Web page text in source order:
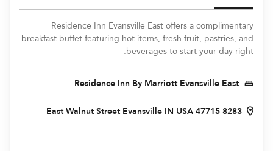
Residence Inn Evansville East offers a complimentary
breakfast buffet featuring hot items, fresh fruit, pastries, and
beverages to start your day right.
Residence Inn By Marriott Evansville East
In New Window
8283 East Walnut Street
EvansvilleINUSA47715
Window